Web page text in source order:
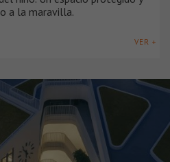
a la maravilla.
VER +